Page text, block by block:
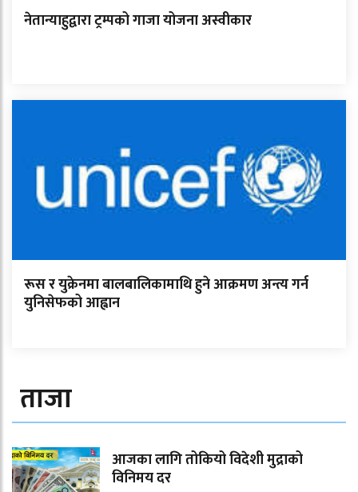
नेतान्याहुद्वारा ट्रम्पको गाजा योजना अस्वीकार
रूस र युक्रेनमा बालबालिकामाथि हुने आक्रमण अन्त्य गर्न
युनिसेफको आह्वान
ताजा
आजका लागि तोकियो विदेशी मुद्राको
विनिमय दर